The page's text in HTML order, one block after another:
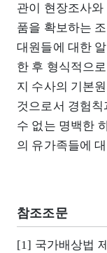
관이 현장조사
품을 확보하는
대원들에 대한
한 후 형식적으
지 수사의 기본
것으로서 경험
수 없는 명백한
의 유가족들에
참조조문
[1] 국가배상법